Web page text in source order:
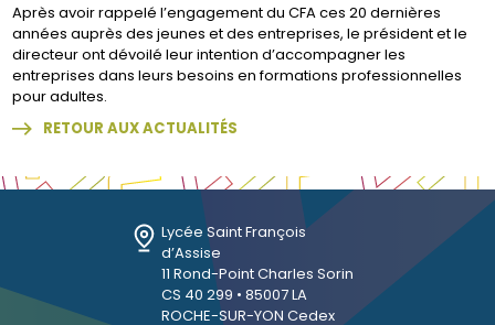
Après avoir rappelé l’engagement du CFA ces 20 dernières
années auprès des jeunes et des entreprises, le président et le
directeur ont dévoilé leur intention d’accompagner les
entreprises dans leurs besoins en formations professionnelles
pour adultes.
RETOUR AUX ACTUALITÉS
Lycée Saint François
d’Assise
11 Rond-Point Charles Sorin
CS 40 299 • 85007 LA
ROCHE-SUR-YON Cedex